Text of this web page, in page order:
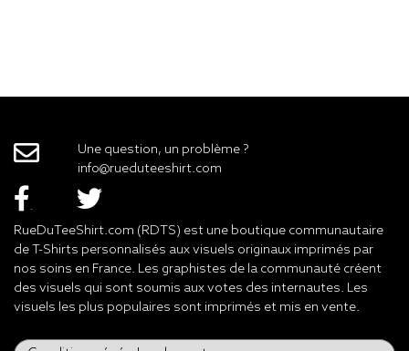
Une question, un problème ?
info@rueduteeshirt.com
RueDuTeeShirt.com (RDTS) est une boutique communautaire
de T-Shirts personnalisés aux visuels originaux imprimés par
nos soins en France. Les graphistes de la communauté créent
des visuels qui sont soumis aux votes des internautes. Les
visuels les plus populaires sont imprimés et mis en vente.